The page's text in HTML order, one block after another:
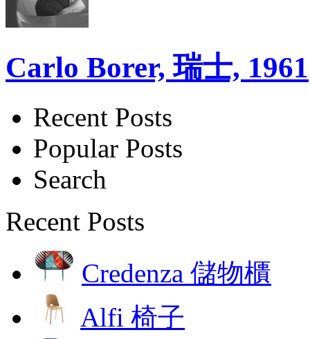
Carlo Borer, 瑞士, 1961
Recent Posts
Popular Posts
Search
Recent Posts
Credenza 儲物櫃
Alfi 椅子